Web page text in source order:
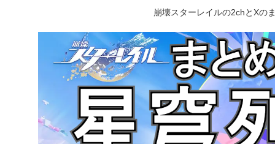
崩壊スターレイルの2chとXの